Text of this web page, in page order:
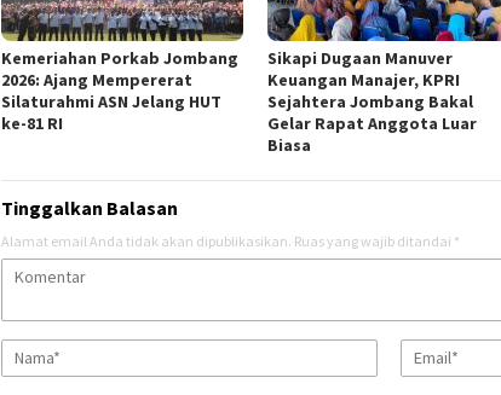
Kemeriahan Porkab Jombang
2026: Ajang Mempererat
Silaturahmi ASN Jelang HUT
ke-81 RI
Sikapi Dugaan Manuver
Keuangan Manajer, KPRI
Sejahtera Jombang Bakal
Gelar Rapat Anggota Luar
Biasa
Tinggalkan Balasan
Alamat email Anda tidak akan dipublikasikan. Ruas yang wajib ditandai *